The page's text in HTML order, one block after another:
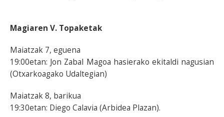
Magiaren V. Topaketak
Maiatzak 7, eguena
19:00etan: Jon Zabal Magoa hasierako ekitaldi nagusian
(Otxarkoagako Udaltegian)
Maiatzak 8, barikua
19:30etan: Diego Calavia (Arbidea Plazan).